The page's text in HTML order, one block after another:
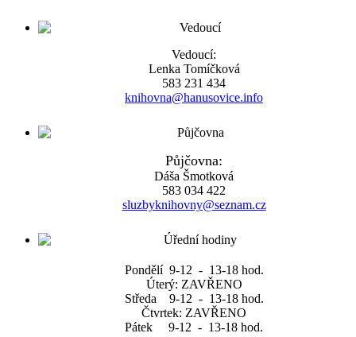
Vedoucí:
Lenka Tomíčková
583 231 434
knihovna@hanusovice.info
Půjčovna:
Dáša Šmotková
583 034 422
sluzbyknihovny@seznam.cz
Pondělí 9-12 - 13-18 hod.
Úterý: ZAVŘENO
Středa 9-12 - 13-18 hod.
Čtvrtek: ZAVŘENO
Pátek 9-12 - 13-18 hod.